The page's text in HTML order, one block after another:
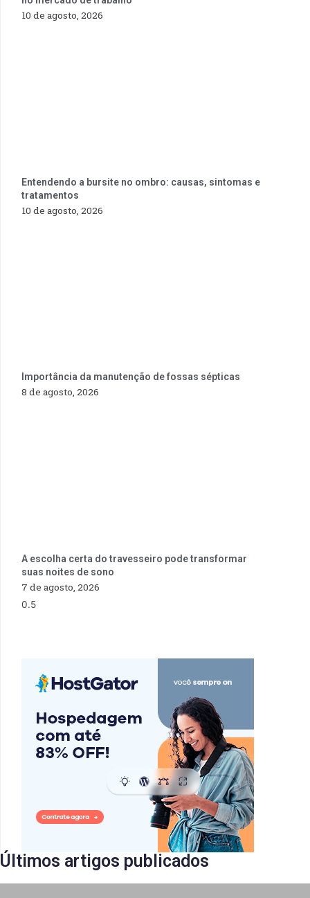
10 de agosto, 2026
Entendendo a bursite no ombro: causas, sintomas e
tratamentos
10 de agosto, 2026
Importância da manutenção de fossas sépticas
8 de agosto, 2026
A escolha certa do travesseiro pode transformar
suas noites de sono
7 de agosto, 2026
Últimos artigos publicados​